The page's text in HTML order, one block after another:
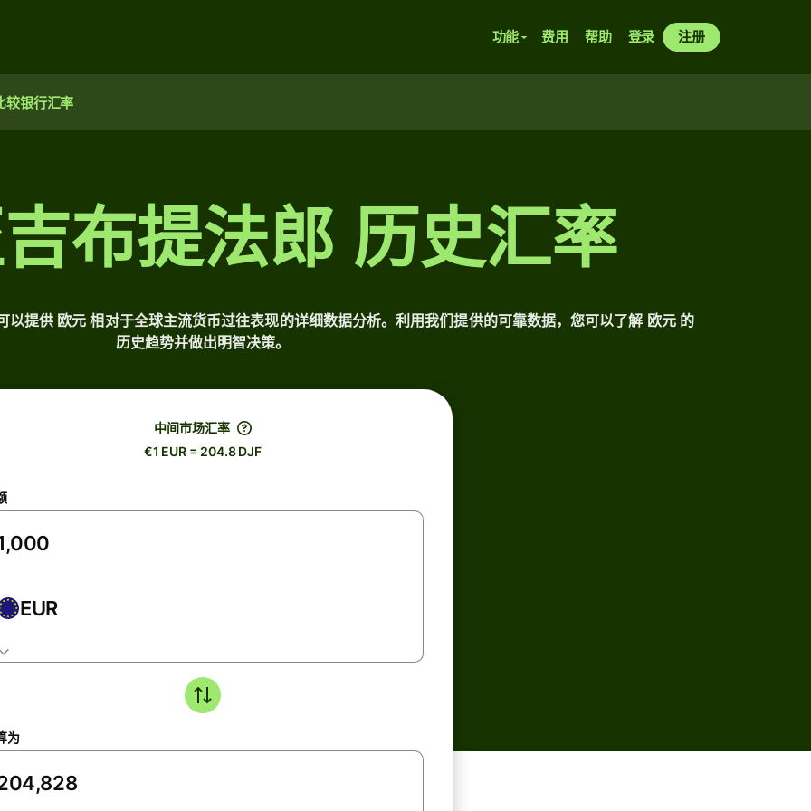
功能 费用 帮助 登录 注册
较银行汇率
布提法郎 历史汇率
以提供 欧元 相对于全球主流货币过往表现的详细数据分析。利用我们提供的可靠数据，您可以了解 欧元 的
历史趋势并做出明智决策。
中间市场汇率
€1 EUR = 204.8 DJF
EUR
为